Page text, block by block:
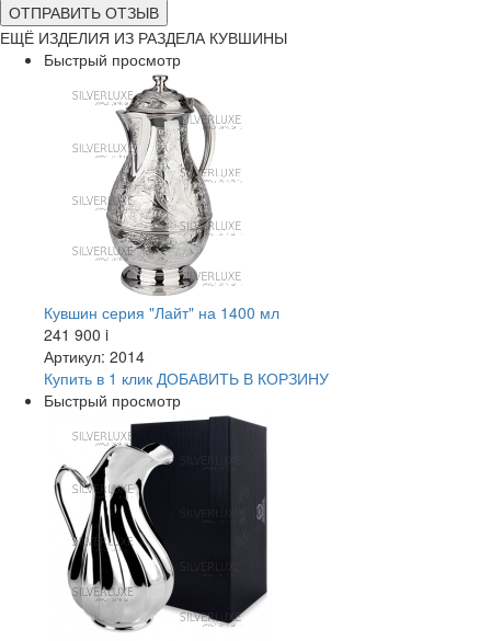
ОТПРАВИТЬ ОТЗЫВ
ЕЩЁ ИЗДЕЛИЯ ИЗ РАЗДЕЛА КУВШИНЫ
Быстрый просмотр
Кувшин серия "Лайт" на 1400 мл
241 900 i
Артикул: 2014
Купить в 1 клик ДОБАВИТЬ В КОРЗИНУ
Быстрый просмотр